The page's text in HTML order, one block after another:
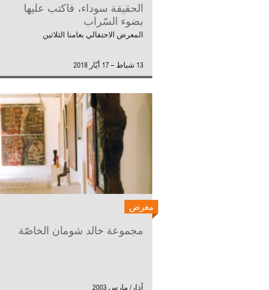
الحقيقة سوداء، فاكتب عليها
بضوء السّراب
المعرض الاحتفالي بعامنا الثلاثين
13 شباط – 17 أيّار 2018
معرض
مجموعة خالد شومان الخاصّة
آذار/ مارس 2003